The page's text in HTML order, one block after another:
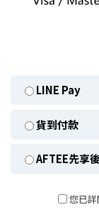
LINE Pay
貨到付款
AFTEE先享
您已